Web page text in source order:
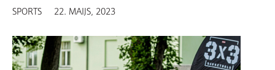
SPORTS 22. MAIJS, 2023